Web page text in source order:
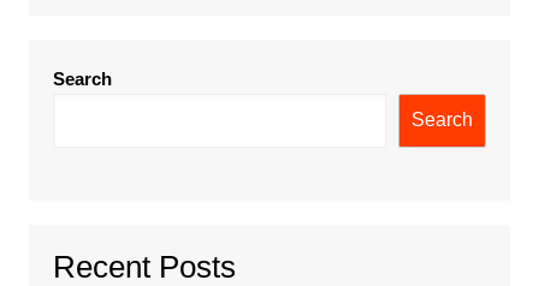
Search
Search
Recent Posts